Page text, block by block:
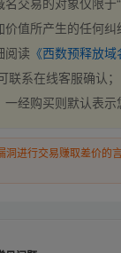
值所产生的任何
阅读 《西数预释放
联系在线客服确认；
经购买则默认表
进行交易赚取差价的